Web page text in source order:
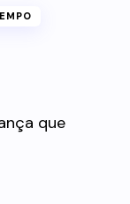
que